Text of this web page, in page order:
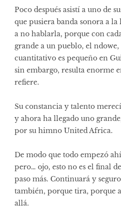
Poco después asistí a uno de
que pusiera banda sonora a la
a no hablarla, porque con
grande a un pueblo, el ndowe,
cuantitativo es pequeño en
sin embargo, resulta enorme
refiere.
Su constancia y talento
y ahora ha llegado uno
por su himno United Africa.
De modo que todo empezó
pero… ojo, esto no es el final
paso más. Continuará y
también, porque tira, porque
allá.